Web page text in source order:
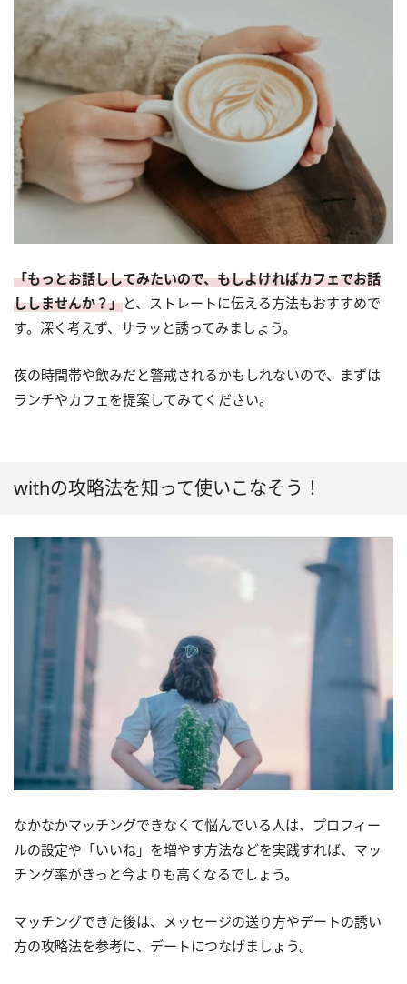
「もっとお話ししてみたいので、もしよければカフェでお話
ししませんか？」と、ストレートに伝える方法もおすすめで
す。深く考えず、サラッと誘ってみましょう。
夜の時間帯や飲みだと警戒されるかもしれないので、まずは
ランチやカフェを提案してみてください。
withの攻略法を知って使いこなそう！
なかなかマッチングできなくて悩んでいる人は、プロフィー
ルの設定や「いいね」を増やす方法などを実践すれば、マッ
チング率がきっと今よりも高くなるでしょう。
マッチングできた後は、メッセージの送り方やデートの誘い
方の攻略法を参考に、デートにつなげましょう。